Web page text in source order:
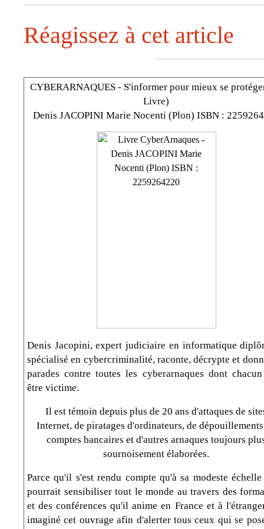
Réagissez à cet article
CYBERARNAQUES - S'informer pour mieux se
Livre)
Denis JACOPINI Marie Nocenti (Plon) ISBN :
Denis Jacopini, expert judiciaire en informatique
spécialisé en cybercriminalité, raconte, décrypte et
parades contre toutes les cyberarnaques dont
être victime.
Il est témoin depuis plus de 20 ans d'attaques de
Internet, de piratages d'ordinateurs, de
comptes bancaires et d'autres arnaques toujours
sournoisement élaborées.
Parce qu'il s'est rendu compte qu'à sa modeste
pourrait sensibiliser tout le monde au travers des
et des conférences qu'il anime en France et à
imaginé cet ouvrage afin d'alerter tous ceux qui se